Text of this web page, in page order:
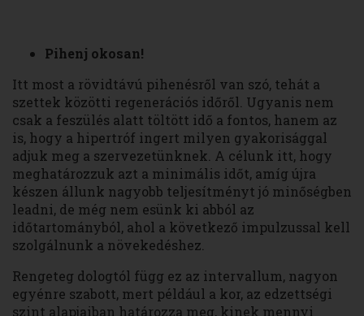
Pihenj okosan!
Itt most a rövidtávú pihenésről van szó, tehát a
szettek közötti regenerációs időről. Ugyanis nem
csak a feszülés alatt töltött idő a fontos, hanem az
is, hogy a hipertróf ingert milyen gyakorisággal
adjuk meg a szervezetünknek. A célunk itt, hogy
meghatározzuk azt a minimális időt, amíg újra
készen állunk nagyobb teljesítményt jó minőségben
leadni, de még nem esünk ki abból az
időtartományból, ahol a következő impulzussal kell
szolgálnunk a növekedéshez.
Rengeteg dologtól függ ez az intervallum, nagyon
egyénre szabott, mert például a kor, az edzettségi
szint alapjaiban határozza meg, kinek mennyi